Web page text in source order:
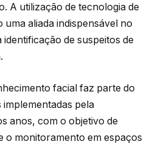
A utilização de tecnologia de
uma aliada indispensável no
de suspeitos de
facial faz parte do
pela
anos, com o objetivo de
o monitoramento em espaços